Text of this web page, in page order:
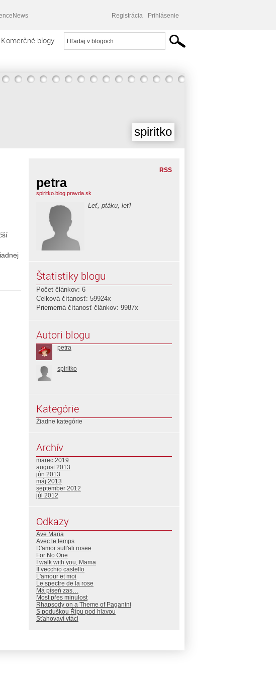
Registrácia Prihlásenie
Komerčné blogy
spiritko
RSS
petra
spiritko.blog.pravda.sk
Leť, ptáku, leť!
Štatistiky blogu
Počet článkov: 6
Celková čítanosť: 59924x
Priemerná čítanosť článkov: 9987x
Autori blogu
petra
spiritko
Kategórie
Žiadne kategórie
Archív
marec 2019
august 2013
jún 2013
máj 2013
september 2012
júl 2012
Odkazy
Ave Maria
Avec le temps
D'amor sull'ali rosee
For No One
I walk with you, Mama
Il vecchio castello
L'amour et moi
Le spectre de la rose
Má píseň zas…
Most přes minulost
Rhapsody on a Theme of Paganini
S poduškou Řípu pod hlavou
Sťahovaví vtáci